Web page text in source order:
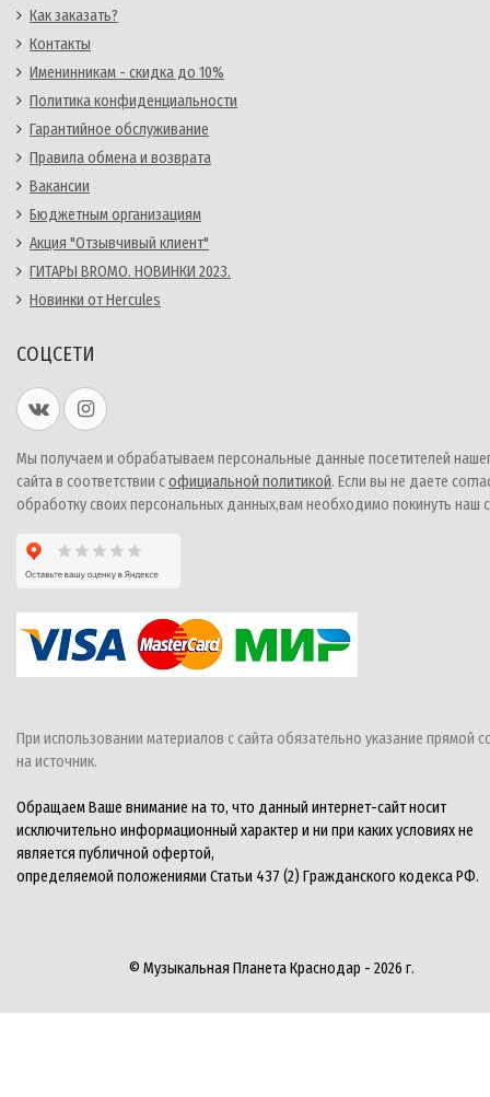
Как заказать?
Контакты
Именинникам - скидка до 10%
Политика конфиденциальности
Гарантийное обслуживание
Правила обмена и возврата
Вакансии
Бюджетным организациям
Акция "Отзывчивый клиент"
ГИТАРЫ BROMO. НОВИНКИ 2023.
Новинки от Hercules
СОЦСЕТИ
Мы получаем и обрабатываем персональные данные посетителей
сайта в соответствии софициальной политикой. Если вы не даете
обработку своих персональных данных,вам необходимо покинуть наш
При использовании материалов с сайта обязательно указание прямой
на источник.
Обращаем Ваше внимание на то, что данный интернет-сайт носит
исключительно информационный характер и ни при каких условиях не
является публичной офертой,
определяемой положениями Статьи 437 (2) Гражданского кодекса РФ.
© Музыкальная Планета Краснодар - 2026 г.